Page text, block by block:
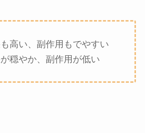
高い、副作用もでやすい
穏やか、副作用が低い